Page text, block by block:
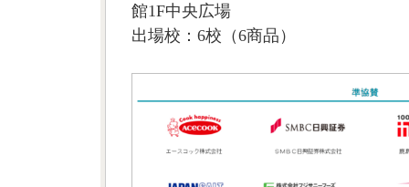
館1F中央広場
出場校：6校（6商品）